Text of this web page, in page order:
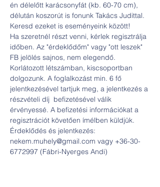
én délelőtt karácsonyfát (kb. 60-70 cm),
délután koszorút is fonunk Takács Judittal.
Keresd ezeket is eseményeink között!
Ha szeretnél részt venni, kérlek regisztrálja
időben. Az "érdeklődőm" vagy "ott leszek"
FB jelölés sajnos, nem elegendő.
Korlátozott létszámban, kiscsoportban
dolgozunk. A foglalkozást min. 6 fő
jelentkezésével tartjuk meg, a jelentkezés a
részvételi díj  befizetésével válik
érvényessé. A befizetési információkat a
regisztrációt követően ímélben küldjük.
Érdeklődés és jelentkezés:
nekem.muhely@gmail.com vagy +36-30-
6772997 (Fábri-Nyerges Andi)